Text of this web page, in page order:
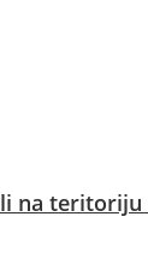
na